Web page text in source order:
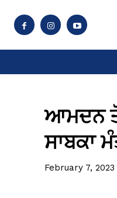
ਆਮਦਨ ਤੋਂ
ਸਾਬਕਾ
February 7, 2023